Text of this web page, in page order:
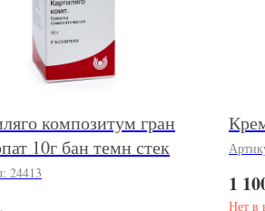
композитум гран
10г бан темн стек
24413 1
Нет в